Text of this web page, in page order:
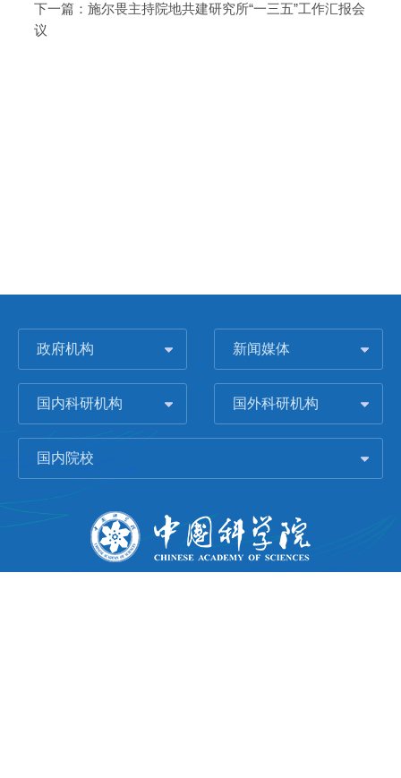
下一篇： 施尔畏主持院地共建研究所“一三五”工作汇报会
议
政府机构 新闻媒体
国内科研机构 国外科研机构
国内院校